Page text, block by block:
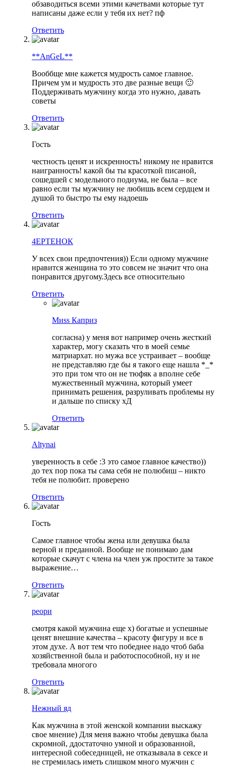
обзаводиться всеми этими качетвами которые тут
написаны даже если у тебя их нет? пф
Ответить
**AnGeL**
Вооббще мне кажется мудрость самое главное.
Причем ум и мудрость это две разные вещи 🙂
Поддерживать мужчину когда это нужно, давать
советы
Ответить
Гость
честность ценят и искренность! никому не нравится
наигранность! какой бы ты красоткой писаной,
сошедшей с модельного подиума, не была – все
равно если ты мужчину не любишь всем сердцем и
душой то быстро ты ему надоешь
Ответить
4ЕРТЕНОК
У всех свои предпочтения)) Если одному мужчине
нравится женщина то это совсем не значит что она
понравится другому.Здесь все относительно
Ответить
Миss Капpиз
согласна) у меня вот например очень жесткий
характер, могу сказать что в моей семье
матриархат. но мужа все устраивает – вообще
не представляю где бы я такого еще нашла *_*
это при том что он не тюфяк а вполне себе
мужественный мужчина, который умеет
принимать решения, разруливать проблемы ну
и дальше по списку хД
Ответить
Altynai
уверенность в себе :3 это самое главное качество))
до тех пор пока ты сама себя не полюбиш – никто
тебя не полюбит. проверено
Ответить
Гость
Самое главное чтобы жена или девушка была
верной и преданной. Вообще не понимаю дам
которые скачут с члена на член уж простите за такое
выражение…
Ответить
реори
смотря какой мужчина еще х) богатые и успешные
ценят внешние качества – красоту фигуру и все в
этом духе. А вот тем что победнее надо чтоб баба
хозяйственной была и работоспособной, ну и не
требовала многого
Ответить
Нежный яд
Как мужчина в этой женской компании выскажу
свое мнение) Для меня важно чтобы девушка была
скромной, ддостаточно умной и образованной,
интересной собеседницей, не отказывала в сексе и
не стремилась иметь слишком много мужчин с